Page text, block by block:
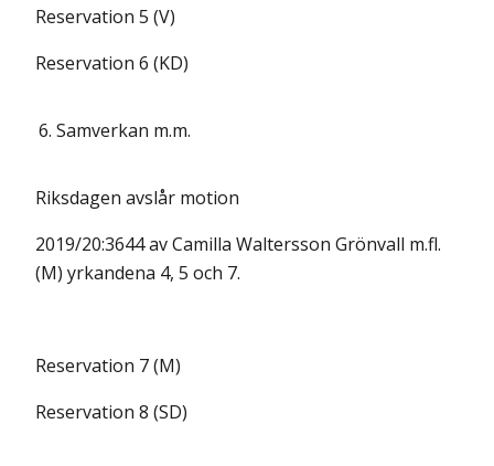
Reservation 5 (V)
Reservation 6 (KD)
6. Samverkan m.m.
Riksdagen avslår motion
2019/20:3644 av Camilla Waltersson Grönvall m.fl.
(M) yrkandena 4, 5 och 7.
Reservation 7 (M)
Reservation 8 (SD)